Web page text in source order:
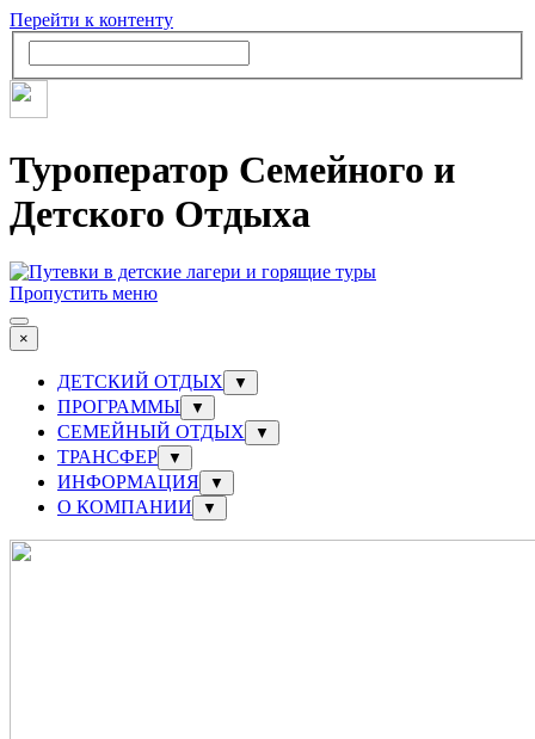
Перейти к контенту
Туроператор Семейного и
Детского Отдыха
Пропустить меню
×
ДЕТСКИЙ ОТДЫХ ▼
ПРОГРАММЫ ▼
СЕМЕЙНЫЙ ОТДЫХ ▼
ТРАНСФЕР ▼
ИНФОРМАЦИЯ ▼
О КОМПАНИИ ▼